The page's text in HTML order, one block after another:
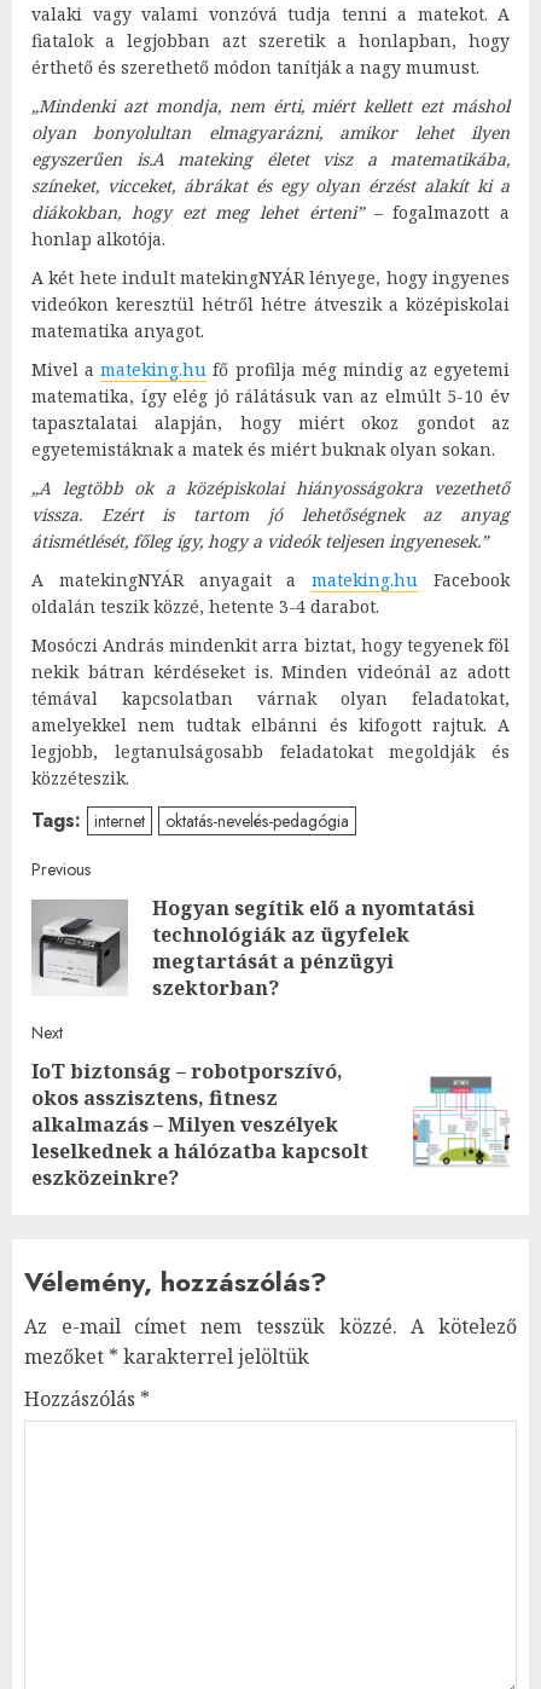
valaki vagy valami vonzóvá tudja tenni a matekot. A
fiatalok a legjobban azt szeretik a honlapban, hogy
érthető és szerethető módon tanítják a nagy mumust.
„Mindenki azt mondja, nem érti, miért kellett ezt máshol
olyan bonyolultan elmagyarázni, amikor lehet ilyen
egyszerűen is.A mateking életet visz a matematikába,
színeket, vicceket, ábrákat és egy olyan érzést alakít ki a
diákokban, hogy ezt meg lehet érteni”– fogalmazott a
honlap alkotója.
A két hete indult matekingNYÁR lényege, hogy ingyenes
videókon keresztül hétről hétre átveszik a középiskolai
matematika anyagot.
Mivel amateking.hu fő profilja még mindig az egyetemi
matematika, így elég jó rálátásuk van az elmúlt 5-10 év
tapasztalatai alapján, hogy miért okoz gondot az
egyetemistáknak a matek és miért buknak olyan sokan.
„A legtöbb ok a középiskolai hiányosságokra vezethető
vissza. Ezért is tartom jó lehetőségnek az anyag
átismétlését, főleg így, hogy a videók teljesen ingyenesek.”
A matekingNYÁR anyagait amateking.hu Facebook
oldalán teszik közzé, hetente 3-4 darabot.
Mosóczi András mindenkit arra biztat, hogy tegyenek föl
nekik bátran kérdéseket is. Minden videónál az adott
témával kapcsolatban várnak olyan feladatokat,
amelyekkel nem tudtak elbánni és kifogott rajtuk. A
legjobb, legtanulságosabb feladatokat megoldják és
közzéteszik.
Tags: internet oktatás-nevelés-pedagógia
Post
navigation
Previous
Hogyan segítik elő a nyomtatási
technológiák az ügyfelek
megtartását a pénzügyi
szektorban?
Next
Next
post:
IoT biztonság – robotporszívó,
okos asszisztens, fitnesz
alkalmazás – Milyen veszélyek
leselkednek a hálózatba kapcsolt
eszközeinkre?
Vélemény, hozzászólás?
Az e-mail címet nem tesszük közzé. A kötelező
mezőket * karakterrel jelöltük
Hozzászólás *